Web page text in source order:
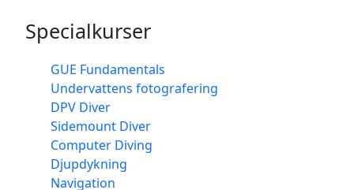
Specialkurser
GUE Fundamentals
Undervattens fotografering
DPV Diver
Sidemount Diver
Computer Diving
Djupdykning
Navigation